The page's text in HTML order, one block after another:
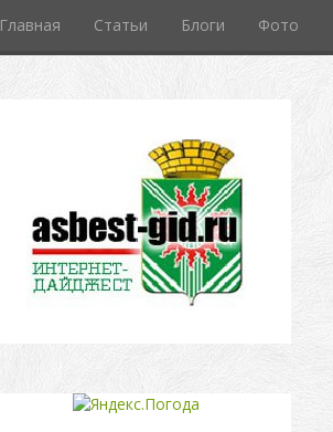
Главная Статьи Блоги Фото